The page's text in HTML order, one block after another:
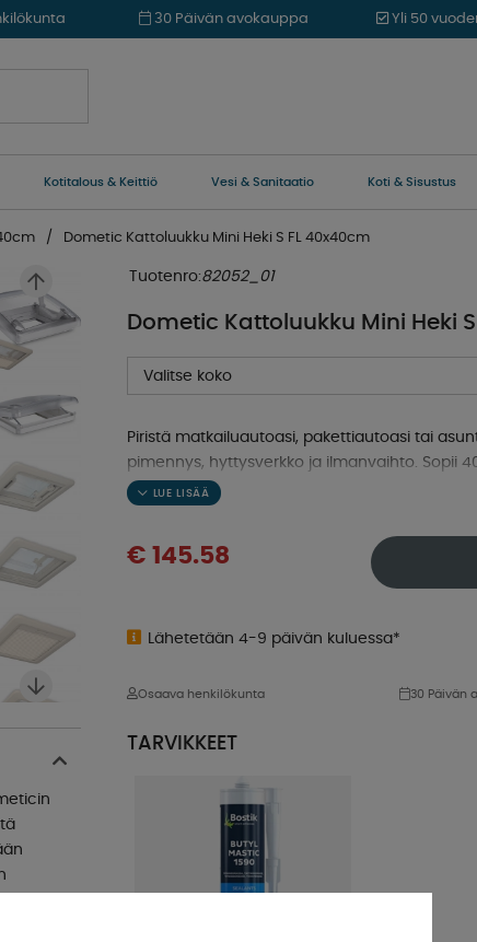
30 Päivän avokauppa Yli 50
Kotitalous & Keittiö Vesi & Sanitaatio Koti & Sisustus
Dometic Kattoluukku Mini Heki S FL 40x40cm
Tuotenro:82052_01
Dometic Kattoluukku Mini Heki
Valitse koko
Piristä matkailuautoasi, pakettiautoasi tai
pimennys, hyttysverkko ja ilmanvaihto. Sopii
23-42 tai 43-60 mm
€ 145.58
Lähetetään 4-9 päivän kuluessa*
Osaava henkilökunta 30 Päivän
TARVIKKEET